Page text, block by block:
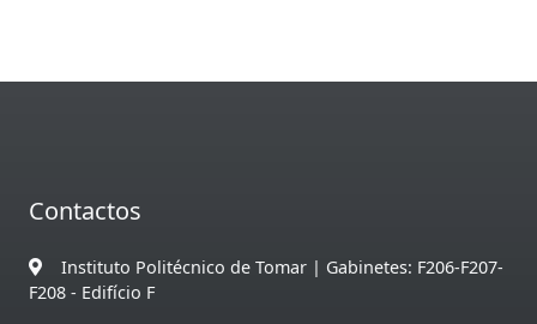
Contactos
Instituto Politécnico de Tomar | Gabinetes: F206-F207-
F208 - Edifício F